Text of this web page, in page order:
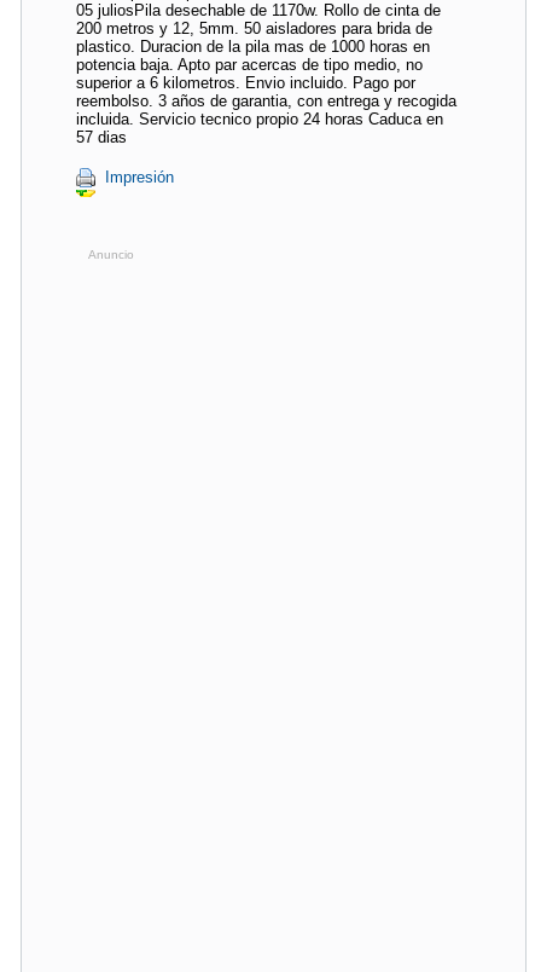
05 juliosPila desechable de 1170w. Rollo de cinta de
200 metros y 12, 5mm. 50 aisladores para brida de
plastico. Duracion de la pila mas de 1000 horas en
potencia baja. Apto par acercas de tipo medio, no
superior a 6 kilometros. Envio incluido. Pago por
reembolso. 3 años de garantia, con entrega y recogida
incluida. Servicio tecnico propio 24 horas Caduca en
57 dias
Impresión
Anuncio